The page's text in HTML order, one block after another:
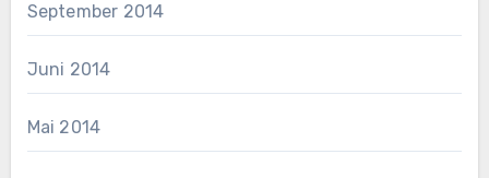
September 2014
Juni 2014
Mai 2014